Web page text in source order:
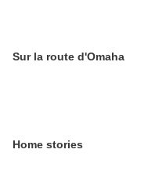
Sur la route d'Omaha
Home stories